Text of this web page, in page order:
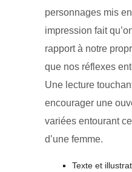
personnages mis
impression fait
rapport à notre
que nos réflexes
Une lecture
encourager une
variées entourant
d’une femme.
Texte et